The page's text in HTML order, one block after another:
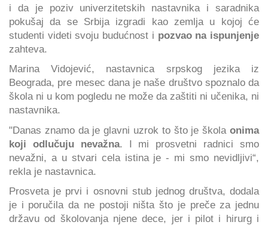
i da je poziv univerzitetskih nastavnika i saradnika
pokušaj da se Srbija izgradi kao zemlja u kojoj će
studenti videti svoju budućnost i pozvao na ispunjenje
zahteva.
Marina Vidojević, nastavnica srpskog jezika iz
Beograda, pre mesec dana je naše društvo spoznalo da
škola ni u kom pogledu ne može da zaštiti ni učenika, ni
nastavnika.
"Danas znamo da je glavni uzrok to što je škola onima
koji odlučuju nevažna. I mi prosvetni radnici smo
nevažni, a u stvari cela istina je - mi smo nevidljivi“,
rekla je nastavnica.
Prosveta je prvi i osnovni stub jednog društva, dodala
je i poručila da ne postoji ništa što je preče za jednu
državu od školovanja njene dece, jer i pilot i hirurg i